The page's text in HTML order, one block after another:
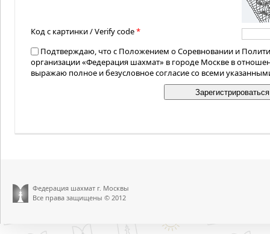
Код с картинки / Verify code*
Подтверждаю, что с Положением о Соревновании и
организации «Федерация шахмат» в городе Москве в
выражаю полное и безусловное согласие со всеми
Федерация шахмат г. Москвы
Все права защищены © 2012